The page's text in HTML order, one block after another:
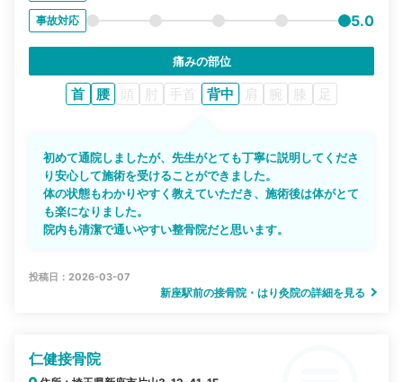
事故対応 5.0
痛みの部位
首 腰 頭 肘 手首 背中 肩 腕 膝 足
初めて通院しましたが、先生がとても丁寧に説明してくださ
り安心して施術を受けることができました。
体の状態もわかりやすく教えていただき、施術後は体がとて
も楽になりました。
院内も清潔で通いやすい整骨院だと思います。
投稿日：2026-03-07
新座駅前の接骨院・はり灸院の詳細を見る
仁健接骨院